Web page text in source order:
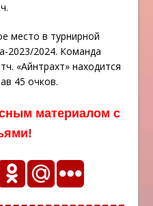
место в турнирной
2023/2024. Команда
«Айнтрахт» находится
45 очков.
материалом с